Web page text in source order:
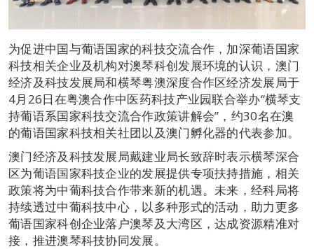
为促进中国与葡语国家的科技交流合作，加深葡语国家
科技相关企业及机构对澳琴科创发展环境的认识，澳门
经济及科技发展局和横琴粤澳深度合作区经济发展局于
4月26日在粤澳合作中医药科技产业园联合举办“横琴支
持葡语系国家科技交流合作政策讲解会”，约30名在澳
的葡语国家科技相关社团以及澳门孵化器的代表参加。
澳门经济及科技发展局戴建业局长致辞时表示横琴深合
区为葡语国家科技企业的发展提供专项扶持措施，相关
政策将为中葡科技合作带来新的机遇。未来，经科局将
持续透过中葡科技中心，以多种形式的活动，助力更多
葡语国家科创企业落户澳琴及大湾区，达成资源精准对
接，推进澳琴科技协同发展。